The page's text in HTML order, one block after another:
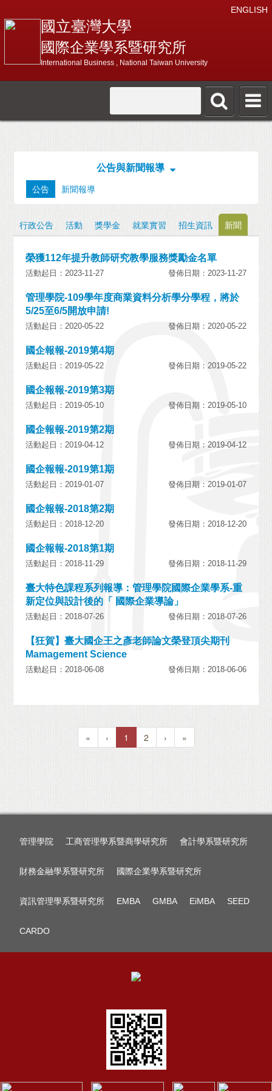
ENGLISH
國立臺灣大學
國際企業學系暨研究所
International Business , National Taiwan University
公告與新聞報導
公告 新聞報導
行政公告 活動 獎學金 就業實習 招生資訊 新聞
榮獲112年提升教師研究教學服務獎勵金名單
活動起日：2023-11-27 發佈日期：2023-11-27
管理學院-109學年度商業資料分析學分學程，將於
5/25至6/5開放申請!
活動起日：2020-05-22 發佈日期：2020-05-22
國企報報-2019第4期
活動起日：2019-05-22 發佈日期：2019-05-22
國企報報-2019第3期
活動起日：2019-05-10 發佈日期：2019-05-10
國企報報-2019第2期
活動起日：2019-04-12 發佈日期：2019-04-12
國企報報-2019第1期
活動起日：2019-01-07 發佈日期：2019-01-07
國企報報-2018第2期
活動起日：2018-12-20 發佈日期：2018-12-20
國企報報-2018第1期
活動起日：2018-11-29 發佈日期：2018-11-29
臺大特色課程系列報導：管理學院國際企業學系-重
新定位與設計後的「 國際企業導論」
活動起日：2018-07-26 發佈日期：2018-07-26
【狂賀】臺大國企王之彥老師論文榮登頂尖期刊
Mamagement Science
活動起日：2018-06-08 發佈日期：2018-06-06
« ‹ 1 2 › »
管理學院 工商管理學系暨商學研究所 會計學系暨研究所
財務金融學系暨研究所 國際企業學系暨研究所
資訊管理學系暨研究所 EMBA GMBA EiMBA SEED
CARDO